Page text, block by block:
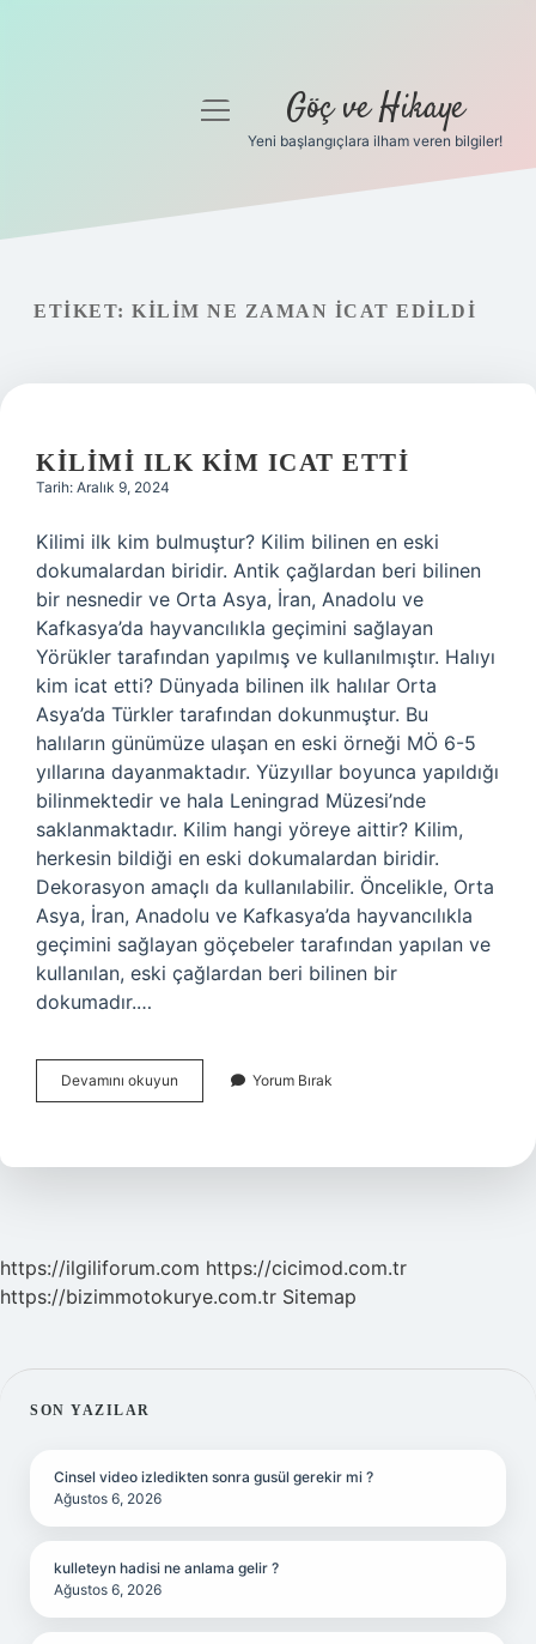
Gizlilik Politikası
menüyü
Göç ve Hikaye
Yeni başlangıçlara ilham veren bilgiler!
ETIKET: KILIM NE ZAMAN ICAT EDILDI
KILIMI ILK KIM ICAT ETTI
Tarih: Aralık 9, 2024
Kilimi ilk kim bulmuştur? Kilim bilinen en eski
dokumalardan biridir. Antik çağlardan beri bilinen
bir nesnedir ve Orta Asya, İran, Anadolu ve
Kafkasya’da hayvancılıkla geçimini sağlayan
Yörükler tarafından yapılmış ve kullanılmıştır. Halıyı
kim icat etti? Dünyada bilinen ilk halılar Orta
Asya’da Türkler tarafından dokunmuştur. Bu
halıların günümüze ulaşan en eski örneği MÖ 6-5
yıllarına dayanmaktadır. Yüzyıllar boyunca yapıldığı
bilinmektedir ve hala Leningrad Müzesi’nde
saklanmaktadır. Kilim hangi yöreye aittir? Kilim,
herkesin bildiği en eski dokumalardan biridir.
Dekorasyon amaçlı da kullanılabilir. Öncelikle, Orta
Asya, İran, Anadolu ve Kafkasya’da hayvancılıkla
geçimini sağlayan göçebeler tarafından yapılan ve
kullanılan, eski çağlardan beri bilinen bir
dokumadır.…
Devamını okuyun
Ilk
Etti
Yorum Bırak
https://ilgiliforum.com https://cicimod.com.tr
https://bizimmotokurye.com.tr Sitemap
SIDEBAR
SON YAZILAR
Cinsel video izledikten sonra gusül gerekir mi ?
Ağustos 6, 2026
kulleteyn hadisi ne anlama gelir ?
Ağustos 6, 2026